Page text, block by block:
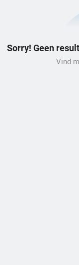
Sorry! Geen
Vind